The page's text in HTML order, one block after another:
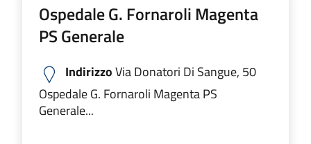
Ospedale G. Fornaroli Magenta
PS Generale
IndirizzoVia Donatori Di Sangue, 50
Ospedale G. Fornaroli Magenta PS
Generale...